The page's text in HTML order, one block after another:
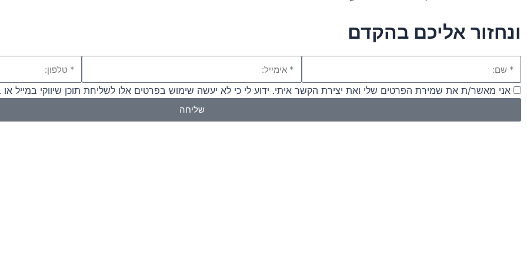
ונחזור אליכם בהקדם
אני מאשר/ת את שמירת הפרטים שלי ואת יצירת הקשר איתי. ידוע לי כי לא יעשה שימוש בפרטים אלו לשליחת תוכן שיווקי במייל
שליחה